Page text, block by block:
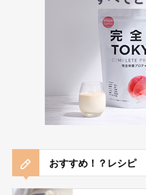
おすすめ！？レシピ